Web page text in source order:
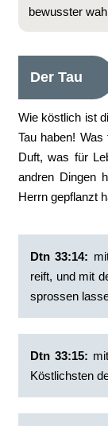
bewusster
Der Tau
Wie köstlich ist
Tau haben!
Duft, was für
andren Dingen
Herrn gepflanzt
Dtn 33:14:
reift, und mit
sprossen
Dtn 33:15:
Köstlichsten